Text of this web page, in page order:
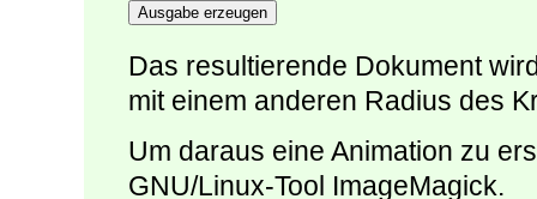
Ausgabe erzeugen
Das resultierende Dokument
mit einem anderen Radius des
Um daraus eine Animation zu
GNU/Linux-Tool ImageMagick.